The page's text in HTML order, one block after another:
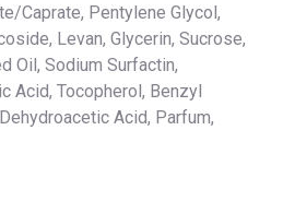
Caprate, Pentylene Glycol,
Levan, Glycerin, Sucrose,
Oil, Sodium Surfactin,
Acid, Tocopherol, Benzyl
Acid, Parfum,